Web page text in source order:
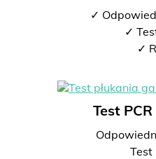
✓
✓
✓
Test
Test